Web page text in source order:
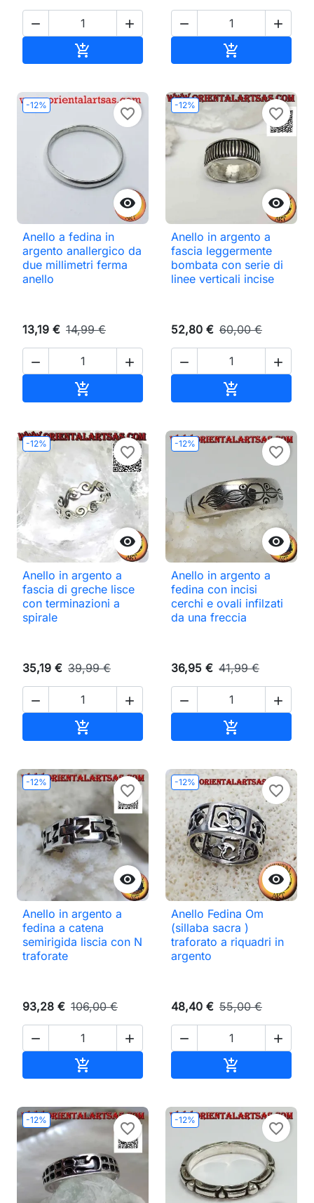
 

 

-12%

favorite_border
Anello a fedina in
argento anallergico da
due millimetri ferma
anello
13,19 € 14,99 €
 

-12%

favorite_border
Anello in argento a
fascia leggermente
bombata con serie di
linee verticali incise
52,80 € 60,00 €
 

-12%

favorite_border
Anello in argento a
fascia di greche lisce
con terminazioni a
spirale
35,19 € 39,99 €
 

-12%

favorite_border
Anello in argento a
fedina con incisi
cerchi e ovali infilzati
da una freccia
36,95 € 41,99 €
 

-12%

favorite_border
Anello in argento a
fedina a catena
semirigida liscia con N
traforate
93,28 € 106,00 €
 

-12%

favorite_border
Anello Fedina Om
(sillaba sacra )
traforato a riquadri in
argento
48,40 € 55,00 €
 

-12%
favorite_border
-12%
favorite_border